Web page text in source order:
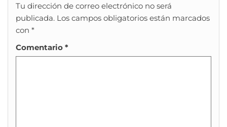
Tu dirección de correo electrónico no será
publicada. Los campos obligatorios están marcados
con *
Comentario *